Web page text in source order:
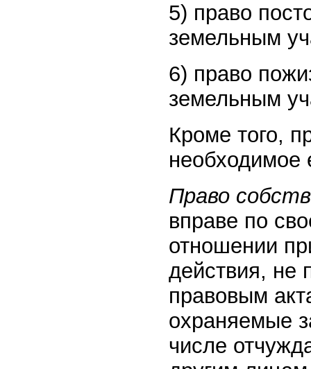
5) право
земельным
6) право
земельным
Кроме того,
Право
вправе по
отношении
действия, не
правовым
охраняемые
числе